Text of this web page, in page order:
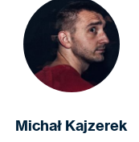
Michał Kajzerek